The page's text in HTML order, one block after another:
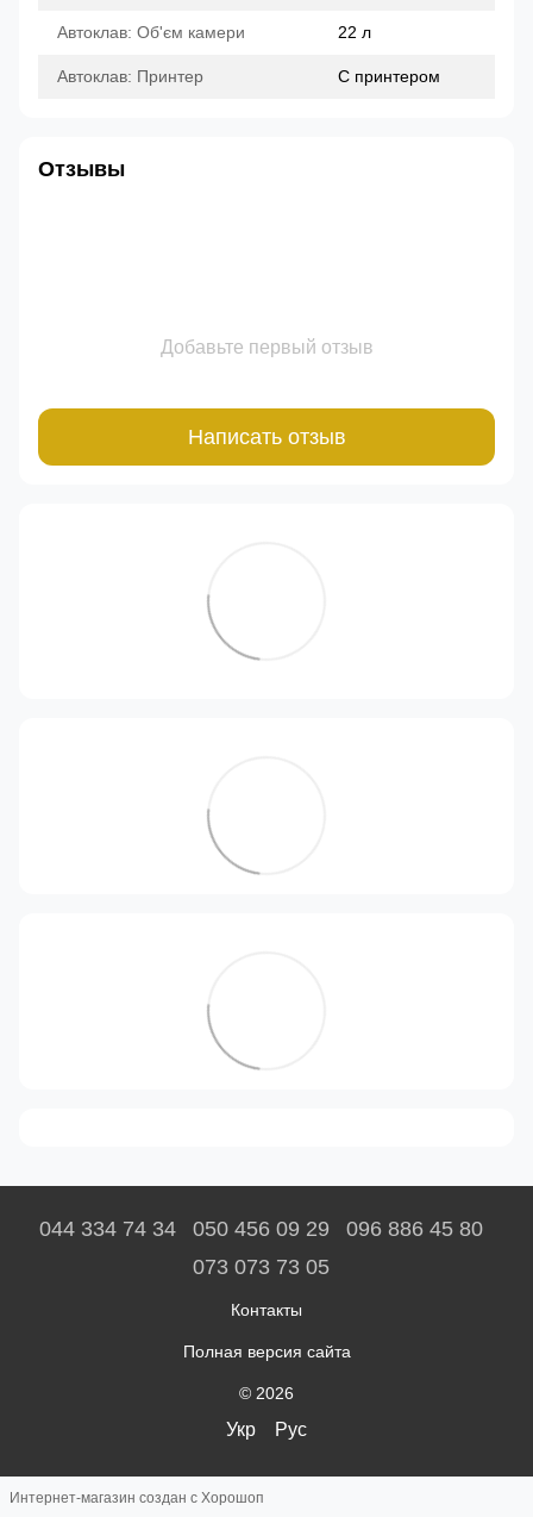
Автоклав: Об'єм камери 22 л
Автоклав: Принтер С принтером
Отзывы
Добавьте первый отзыв
Написать отзыв
044 334 74 34 050 456 09 29
096 886 45 80
073 073 73 05
Контакты
Полная версия сайта
© 2026
Укр Рус
Интернет-магазин создан с Хорошоп